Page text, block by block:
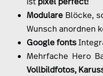
Modulare Blöcke,
Wunsch anordnen
Google fonts
Mehrfache Hero
Vollbildfotos,